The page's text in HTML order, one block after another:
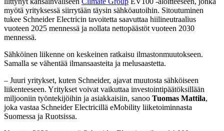
myötä yrityksessä siirrytään täysin sähköautoihin. Sitoutuminen
tukee Schneider Electricin tavoitetta saavuttaa hiilineutraalius
vuoteen 2025 mennessä ja nollata nettopäästöt vuoteen 2030
mennessä.
Sähköinen liikenne on keskeinen ratkaisu ilmastonmuutokseen.
Samalla se vähentää ilmansaasteita ja melusaastetta.
– Juuri yritykset, kuten Schneider, ajavat muutosta sähköiseen
liikenteeseen. Yritykset voivat vaikuttaa investointipäätöksillään
miljooniin työntekijöihin ja asiakkaisiin, sanoo Tuomas Mattila,
joka vastaa Schneider Electricillä eMobility liiketoiminnasta
Suomessa ja Ruotsissa.